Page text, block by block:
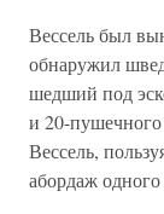
Вессель был
обнаружил
шедший под
и 20-
Вессель,
абордаж